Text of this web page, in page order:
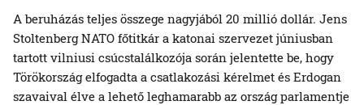
A beruházás teljes összege nagyjából 20 millió dollár. Jens
Stoltenberg NATO főtitkár a katonai szervezet júniusban
tartott vilniusi csúcstalálkozója során jelentette be, hogy
Törökország elfogadta a csatlakozási kérelmet és Erdogan
szavaival élve a lehető leghamarabb az ország parlamentje